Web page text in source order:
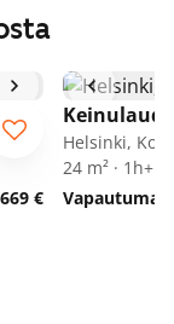
669 €
Helsinki,
24 m² · 1h+kt